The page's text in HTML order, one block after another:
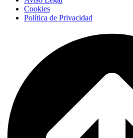
Cookies
Política de Privacidad